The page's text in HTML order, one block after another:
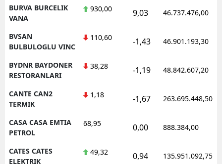
BURVA BURCELIK
VANA
930,00 9,03 46.737.476,00
BVSAN
BULBULOGLU VINC
110,60 -1,43 46.901.193,30
BYDNR BAYDONER
RESTORANLARI
38,28 -1,19 48.842.607,20
CANTE CAN2
TERMIK
1,18 -1,67 263.695.448,50
CASA CASA EMTIA
PETROL
68,95 0,00 888.384,00
CATES CATES
ELEKTRIK
49,32 0,94 135.951.092,75